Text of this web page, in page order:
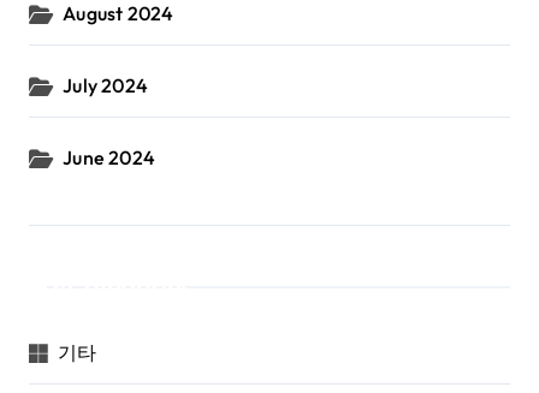
August 2024
July 2024
June 2024
기타